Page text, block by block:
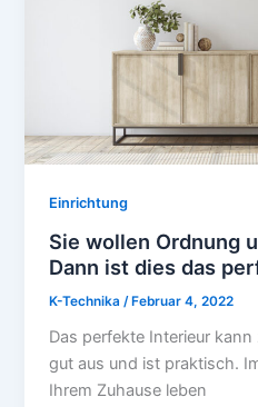
Einrichtung
Sie wollen Ordnung
Dann ist dies das
K-Technika /Februar 4, 2022
Das perfekte Interieur
gut aus und ist praktisch.
Ihrem Zuhause leben